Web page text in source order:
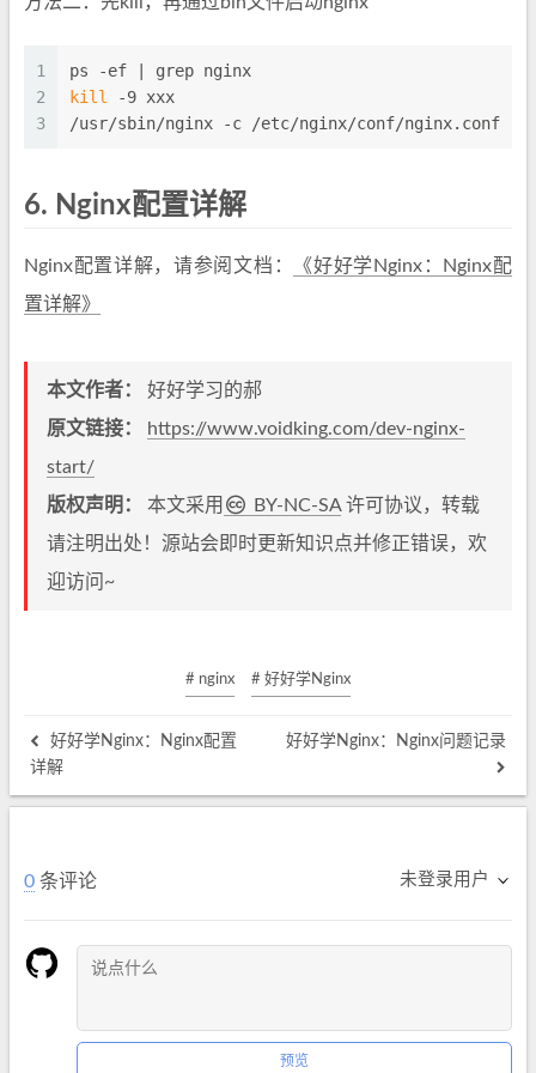
1
2
3
ps -ef | grep nginx
kill
-9 xxx
/usr/sbin/nginx -c /etc/nginx/conf/nginx.conf
6. Nginx配置详解
Nginx配置详解，请参阅文档：
《好好学Nginx：Nginx配
置详解》
本文作者：
好好学习的郝
原文链接：
https://www.voidking.com/dev-nginx-
start/
版权声明：
本文采用 BY-NC-SA许可协议，转载
请注明出处！源站会即时更新知识点并修正错误，欢
迎访问~
# nginx # 好好学Nginx
好好学Nginx：Nginx配置
详解
好好学Nginx：Nginx问题记录
0 条评论 未登录用户
预览